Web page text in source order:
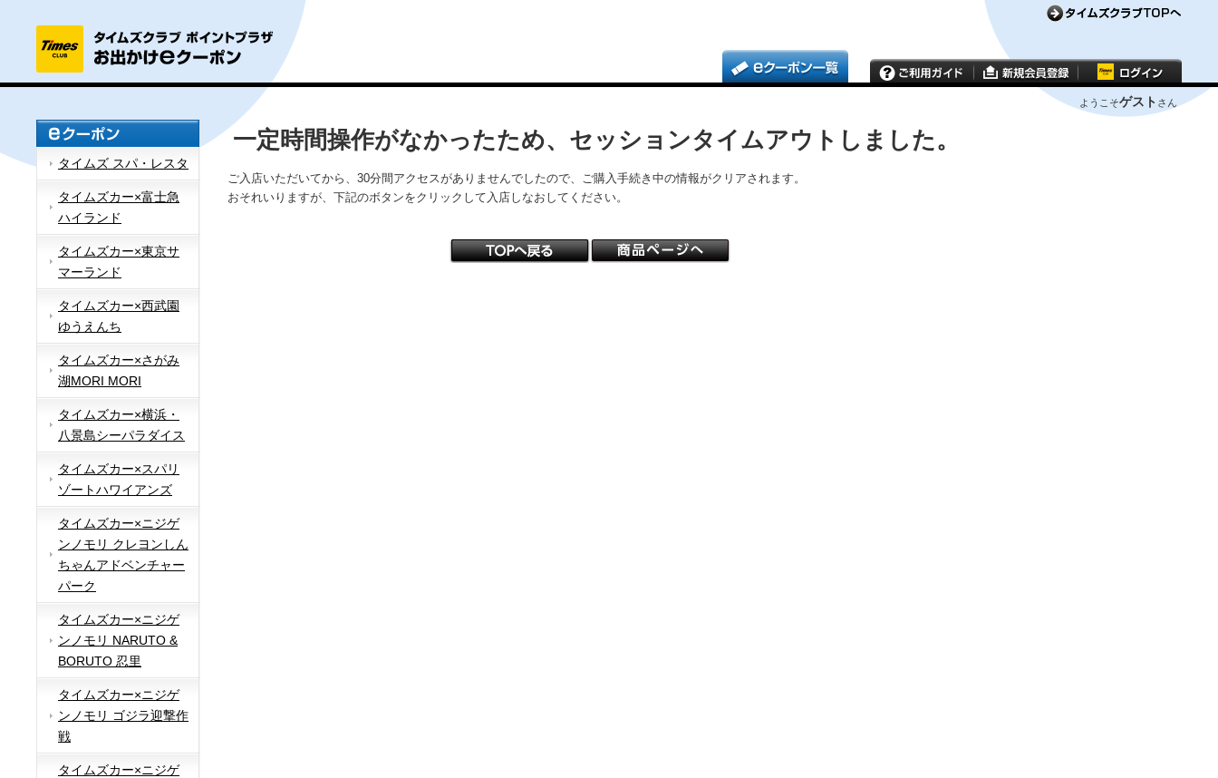
ようこそゲスト さん
タイムズ スパ・レスタ
タイムズカー×富士急
ハイランド
タイムズカー×東京サ
マーランド
タイムズカー×西武園
ゆうえんち
タイムズカー×さがみ
湖MORI MORI
タイムズカー×横浜・
八景島シーパラダイス
タイムズカー×スパリ
ゾートハワイアンズ
タイムズカー×ニジゲ
ンノモリ クレヨンしん
ちゃんアドベンチャー
パーク
タイムズカー×ニジゲ
ンノモリ NARUTO &
BORUTO 忍里
タイムズカー×ニジゲ
ンノモリ ゴジラ迎撃作
戦
タイムズカー×ニジゲ
一定時間操作がなかったため、セッションタイムアウトしました。
ご入店いただいてから、30分間アクセスがありませんでしたので、ご購入手続き中の情報がクリアされます。
おそれいりますが、下記のボタンをクリックして入店しなおしてください。